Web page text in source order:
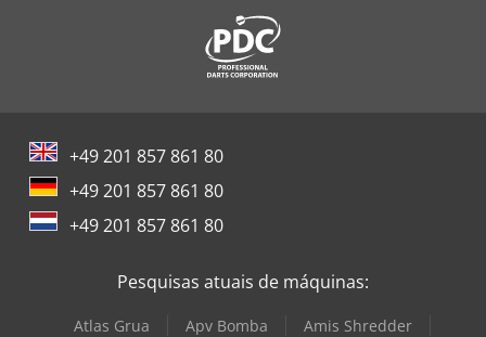
+49 201 857 861 80
+49 201 857 861 80
+49 201 857 861 80
Pesquisas atuais de máquinas:
Atlas Grua Apv Bomba
Amis Shredder